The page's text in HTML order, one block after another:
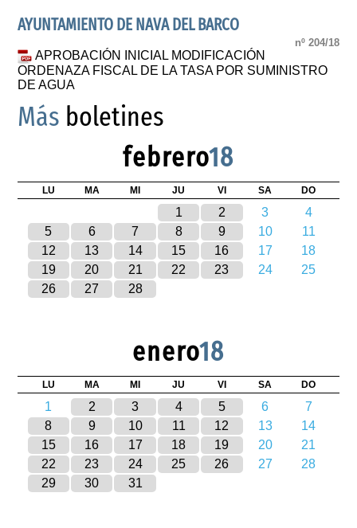
AYUNTAMIENTO DE NAVA DEL BARCO
nº 204/18
APROBACIÓN INICIAL MODIFICACIÓN
ORDENAZA FISCAL DE LA TASA POR SUMINISTRO
DE AGUA
Más boletines
febrero18
LU MA MI JU VI SA DO
1 2 3
4
5
6 7 8 9 10
11
12
13 14 15 16 17
18
19
20 21 22 23 24
25
26
27 28
enero18
LU MA MI JU VI SA DO
1 2 3 4 5 6
7
8
9 10 11 12 13
14
15
16 17 18 19 20
21
22
23 24 25 26 27
28
29
30 31